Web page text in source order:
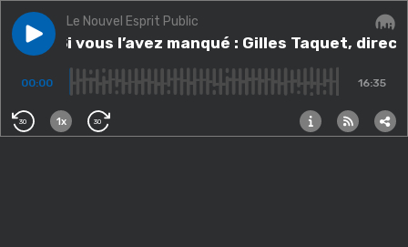
Play episodeBada : Si vous l’avez manqué : Gilles Taquet,
Le Nouvel Esprit Public
Bada : Si vous l’avez manqué : Gilles Taquet,
00:00 16:35
30 1x 30